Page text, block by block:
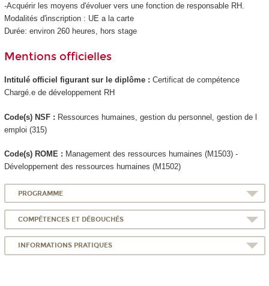
-Acquérir les moyens d'évoluer vers une fonction de responsable RH.
Modalités d'inscription : UE a la carte
Durée: environ 260 heures, hors stage
Mentions officielles
Intitulé officiel figurant sur le diplôme : Certificat de compétence
Chargé.e de développement RH
Code(s) NSF : Ressources humaines, gestion du personnel, gestion de l
emploi (315)
Code(s) ROME : Management des ressources humaines (M1503) -
Développement des ressources humaines (M1502)
PROGRAMME
COMPÉTENCES ET DÉBOUCHÉS
INFORMATIONS PRATIQUES